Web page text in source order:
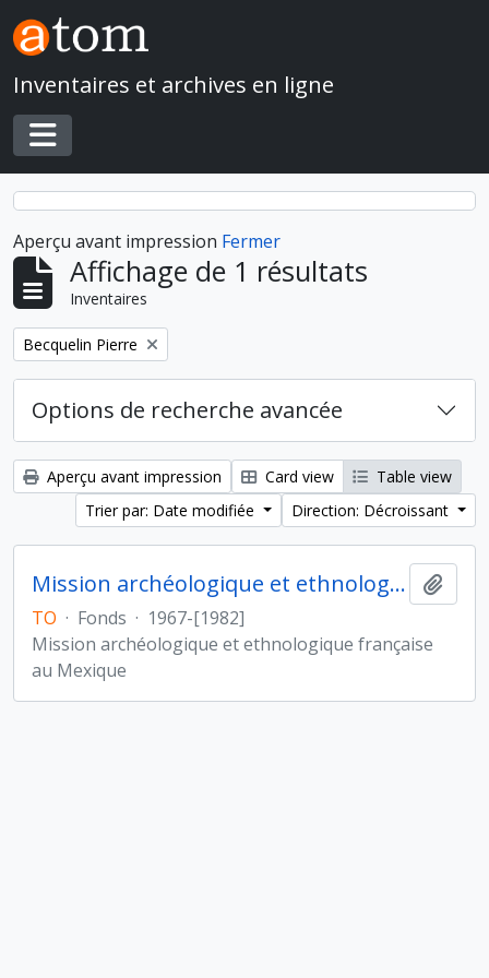
Skip to main content
Inventaires et archives en ligne
Toggle navigation
Aperçu avant impression Fermer
Affichage de 1 résultats
Inventaires
Remove filter:
Becquelin Pierre
Options de recherche avancée
Aperçu avant impression Card view
Table view
Trier par: Date modifiée
Direction: Décroissant
Mission archéologique et ethnologique française au Mexique
TO · Fonds · 1967-[1982]
Mission archéologique et ethnologique française
au Mexique